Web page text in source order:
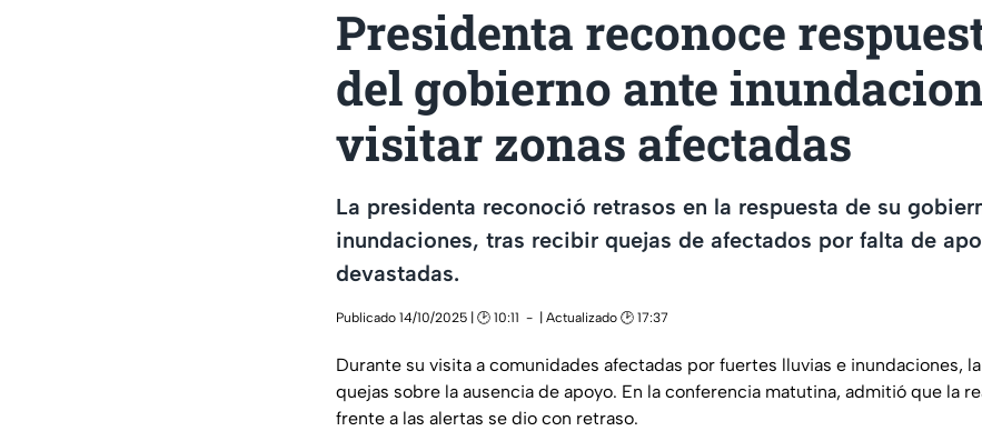
Presidenta reconoce
del gobierno ante
visitar zonas afectadas
La presidenta reconoció retrasos en la respuesta de su
inundaciones, tras recibir quejas de afectados por falta de
devastadas.
Publicado 14/10/2025 | 🕑 10:11 | Actualizado 🕑 17:37
Durante su visita a comunidades afectadas por fuertes lluvias e inundaciones,
quejas sobre la ausencia de apoyo. En la conferencia matutina, admitió que la
frente a las alertas se dio con retraso.